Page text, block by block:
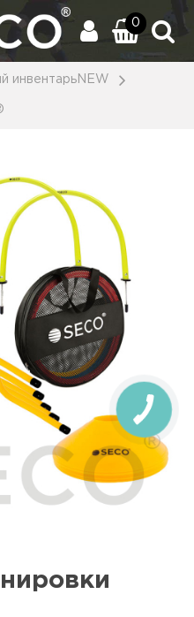
0
инвентарьNEW